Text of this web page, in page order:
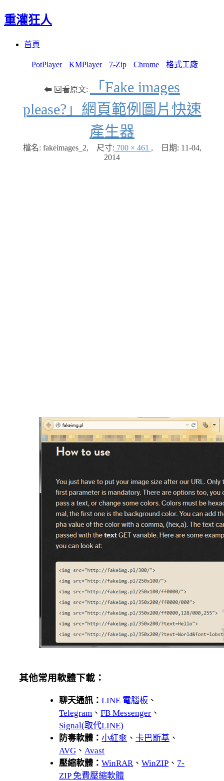
重灌狂人
首頁
PotPlayer KMPlayer 7-Zip Chrome 格式工廠
⬅ 回看原文:
「Fake images
please?」網頁範例圖片快速
產生器
檔名: fakeimages_2, 尺寸: 700 × 461 , 日期: 11-04,
2014
其他常用軟體下載：
聊天通訊：LINE 電腦板 、
Telegram 、FB Messenger 、
Signal(取代LINE)
防毒軟體：小紅傘 、卡巴斯基 、
AVG 、 Avast
壓縮軟體：WinRAR 、WinZIP 、 7-
ZIP 免費壓縮軟體